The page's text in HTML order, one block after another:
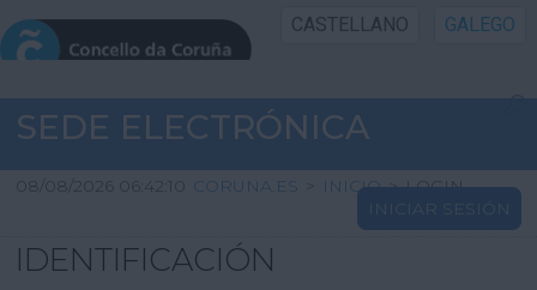
CASTELLANO GALEGO
INICIO SEDE
INICIO
INFORMACIÓN PÚBLICA
SEDE ELECTRÓNICA
08/08/2026 06:42:10 CORUNA.ES > INICIO > LOGIN
INICIAR SESIÓN
IDENTIFICACIÓN